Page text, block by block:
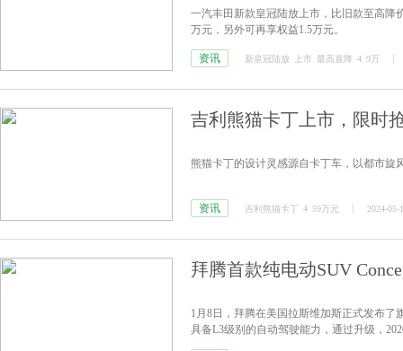
一汽丰田新款皇冠陆放上市，比旧款至高降
万元，另外可再享权益1.5万元。
资讯 新皇冠陆放 上市 最高直降 4 9万
吉利熊猫卡丁上市，限时
熊猫卡丁的设计灵感源自卡丁车，以都市旋
资讯 吉利熊猫卡丁 4 59万元 2024-05-
拜腾首款纯电动SUV
1月8日，拜腾在美国拉斯维加斯正式发布了
具备L3级别的自动驾驶能力，通过升级，